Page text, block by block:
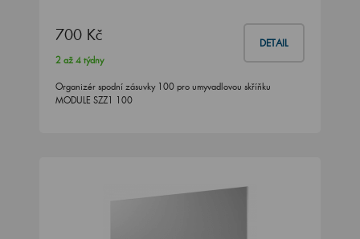
700 Kč DETAIL
2 až 4 týdny
Organizér spodní zásuvky 100 pro umyvadlovou skříňku
MODULE SZZ1 100